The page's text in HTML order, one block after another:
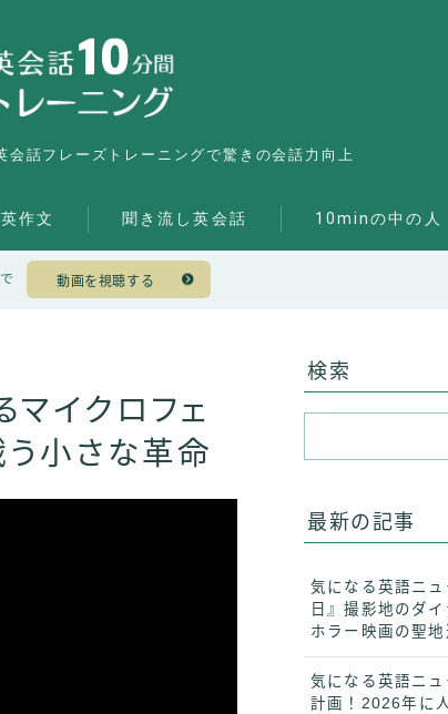
話フレーズトレーニングで驚きの会話力向上
作文 聞き流し英会話 10minの中の人
動画を視聴する
イクロフェ
小さな革命
検索
最新の記事
気になる英語ニ
日』撮影地のダ
ホラー映画の聖地
気になる英語ニ
計画！2026年に